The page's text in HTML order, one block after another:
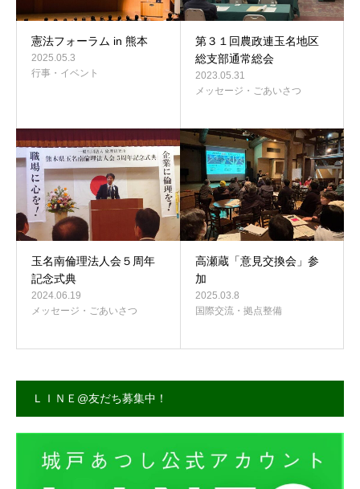
憲法フォーラム in 熊本
2025.05.3
行事・イベント
第３１回農政連玉名地区
総支部通常総会
2023.05.31
メッセージ・ごあいさつ
玉名南倫理法人会５周年
記念式典
2024.06.19
メッセージ・ごあいさつ
高瀬蔵「意見交換会」参
加
2025.03.8
国際交流・拠点整備
ＬＩＮＥ@友だち募集中！